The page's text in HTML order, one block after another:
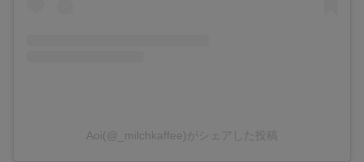
Aoi(@_milchkaffee)がシェアした投稿